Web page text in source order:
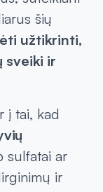
kaip
ramunėlės,
padėti
suteikiant
šių
užtikrinti,
sveiki ir